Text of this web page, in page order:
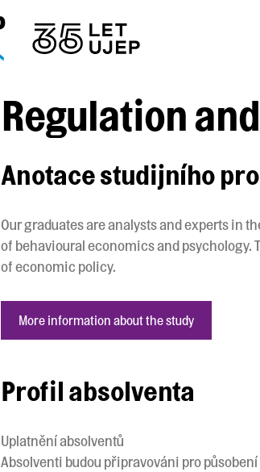
Regulation
Anotace studijního
Our graduates are analysts and experts in
of behavioural economics and psychology.
of economic policy.
More information about the study
Profil absolventa
Uplatnění absolventů
Absolventi budou připravováni pro působení